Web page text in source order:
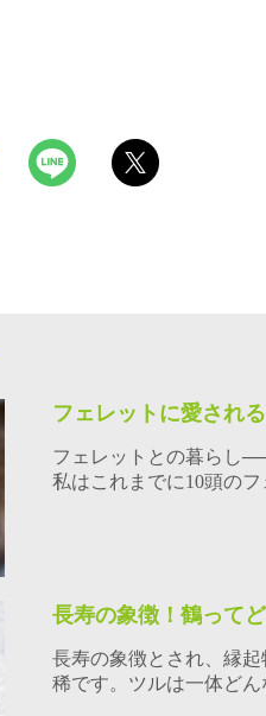
フェレットに愛され
フェレットとの暮らし
私はこれまでに10頭の
長寿の象徴！鶴って
長寿の象徴とされ、縁
稀です。ツルは一体ど